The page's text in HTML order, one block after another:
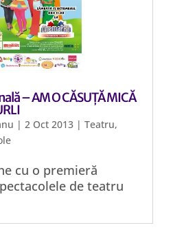
– AM O CĂSUȚĂ MICĂ
| 2 Oct 2013| Teatru,
cu o premieră
de teatru